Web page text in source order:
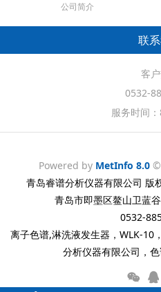
公司简介
联
客
0532-
服务时间
Powered by MetInfo 8.0
青岛睿谱分析仪器有限公司 版
青岛市即墨区鳌山卫蓝
0532-
离子色谱,淋洗液发生器，WLK-10
分析仪器有限公司，